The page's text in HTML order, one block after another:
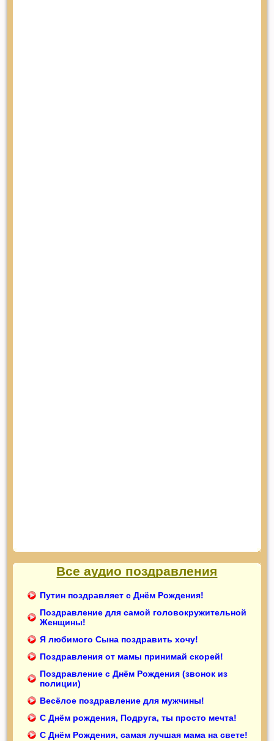
Все аудио поздравления
Путин поздравляет с Днём Рождения!
Поздравление для самой головокружительной
Женщины!
Я любимого Сына поздравить хочу!
Поздравления от мамы принимай скорей!
Поздравление с Днём Рождения (звонок из
полиции)
Весёлое поздравление для мужчины!
С Днём рождения, Подруга, ты просто мечта!
С Днём Рождения, самая лучшая мама на свете!